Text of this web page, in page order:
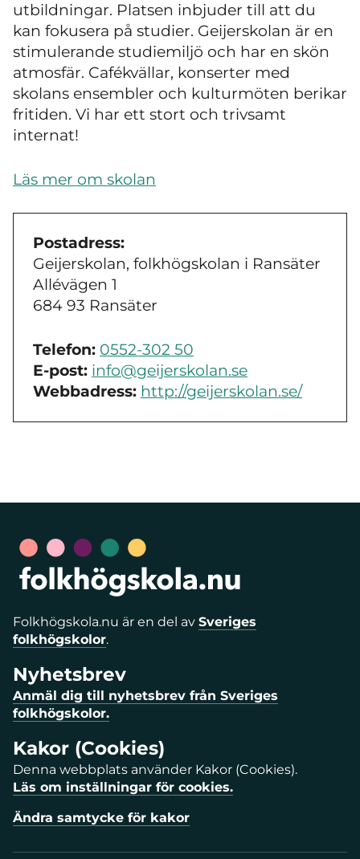
utbildningar. Platsen inbjuder till att du
kan fokusera på studier. Geijerskolan är en
stimulerande studiemiljö och har en skön
atmosfär. Cafékvällar, konserter med
skolans ensembler och kulturmöten berikar
fritiden. Vi har ett stort och trivsamt
internat!
Läs mer om skolan
Postadress:
Geijerskolan, folkhögskolan i Ransäter
Allévägen 1
684 93 Ransäter
Telefon: 0552-302 50
E-post: info@geijerskolan.se
Webbadress: http://geijerskolan.se/
Folkhögskola.nu är en del av Sveriges
folkhögskolor.
Nyhetsbrev
Anmäl dig till nyhetsbrev från Sveriges
folkhögskolor.
Kakor (Cookies)
Denna webbplats använder Kakor (Cookies).
Läs om inställningar för cookies.
Ändra samtycke för kakor